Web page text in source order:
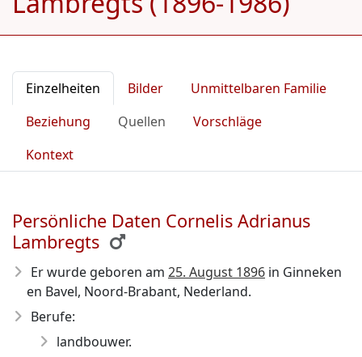
Einzelheiten Bilder
Unmittelbaren Familie
Beziehung
Quellen
Vorschläge
Kontext
Persönliche Daten Cornelis Adrianus
Lambregts
Er wurde geboren am 25. August 1896 in Ginneken
en Bavel, Noord-Brabant, Nederland.
Berufe:
landbouwer.